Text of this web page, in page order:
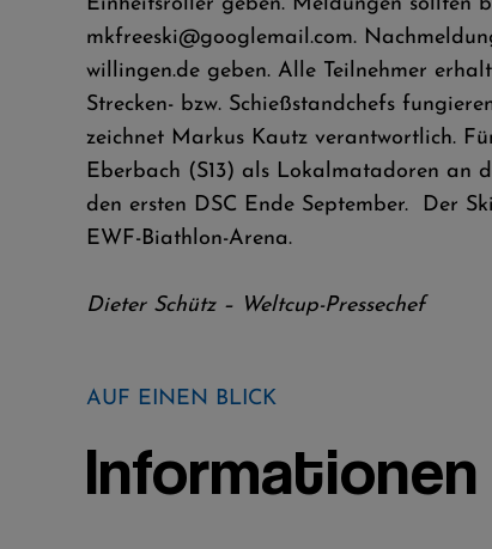
mkfreeski@googlemail.com.
willingen.de geben. Alle Teilnehmer
Strecken- bzw. Schießstandchefs
zeichnet Markus Kautz verantwortlich.
Eberbach (S13) als Lokalmatadoren an
den ersten DSC Ende September. Der
EWF-Biathlon-Arena.
Dieter Schütz – Weltcup-Pressechef
AUF EINEN BLICK
Informationen